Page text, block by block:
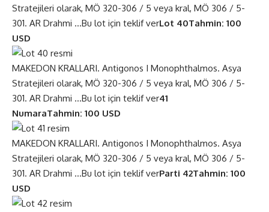
Stratejileri olarak, MÖ 320-306 / 5 veya kral, MÖ 306 / 5-
301. AR Drahmi …Bu lot için teklif verLot 40Tahmin: 100
USD
MAKEDON KRALLARI. Antigonos I Monophthalmos. Asya
Stratejileri olarak, MÖ 320-306 / 5 veya kral, MÖ 306 / 5-
301. AR Drahmi …Bu lot için teklif ver41
NumaraTahmin: 100 USD
MAKEDON KRALLARI. Antigonos I Monophthalmos. Asya
Stratejileri olarak, MÖ 320-306 / 5 veya kral, MÖ 306 / 5-
301. AR Drahmi …Bu lot için teklif verParti 42Tahmin: 100
USD